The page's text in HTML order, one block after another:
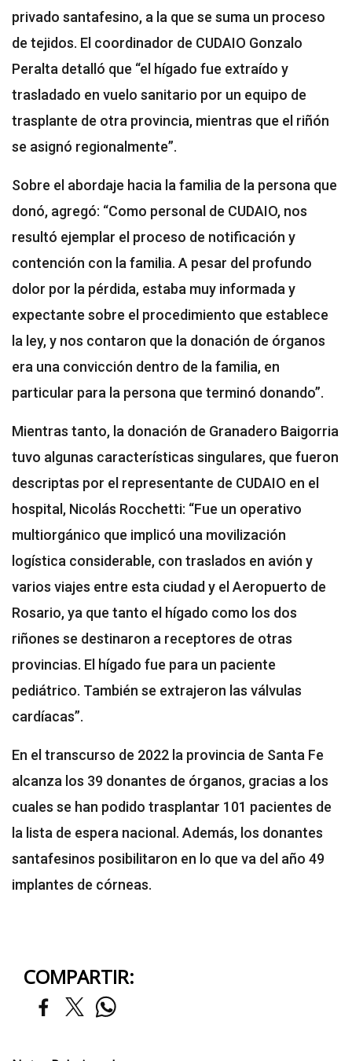
privado santafesino, a la que se suma un proceso
de tejidos. El coordinador de CUDAIO Gonzalo
Peralta detalló que “el hígado fue extraído y
trasladado en vuelo sanitario por un equipo de
trasplante de otra provincia, mientras que el riñón
se asignó regionalmente”.
Sobre el abordaje hacia la familia de la persona que
donó, agregó: “Como personal de CUDAIO, nos
resultó ejemplar el proceso de notificación y
contención con la familia. A pesar del profundo
dolor por la pérdida, estaba muy informada y
expectante sobre el procedimiento que establece
la ley, y nos contaron que la donación de órganos
era una convicción dentro de la familia, en
particular para la persona que terminó donando”.
Mientras tanto, la donación de Granadero Baigorria
tuvo algunas características singulares, que fueron
descriptas por el representante de CUDAIO en el
hospital, Nicolás Rocchetti: “Fue un operativo
multiorgánico que implicó una movilización
logística considerable, con traslados en avión y
varios viajes entre esta ciudad y el Aeropuerto de
Rosario, ya que tanto el hígado como los dos
riñones se destinaron a receptores de otras
provincias. El hígado fue para un paciente
pediátrico. También se extrajeron las válvulas
cardíacas”.
En el transcurso de 2022 la provincia de Santa Fe
alcanza los 39 donantes de órganos, gracias a los
cuales se han podido trasplantar 101 pacientes de
la lista de espera nacional. Además, los donantes
santafesinos posibilitaron en lo que va del año 49
implantes de córneas.
COMPARTIR: